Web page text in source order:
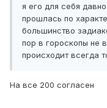
я его для себя
прошлась по
большинство
пор в гороскопы не
происходит всегда
На все 200 согласен